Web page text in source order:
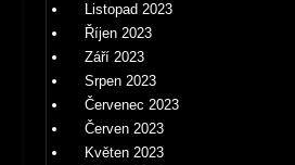
Listopad 2023
Říjen 2023
Září 2023
Srpen 2023
Červenec 2023
Červen 2023
Květen 2023